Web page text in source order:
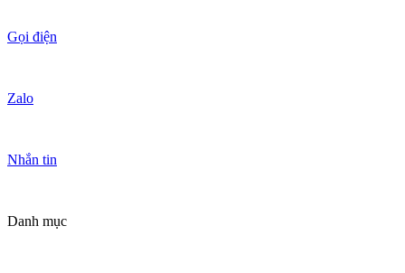
Gọi điện
Zalo
Nhắn tin
Danh mục